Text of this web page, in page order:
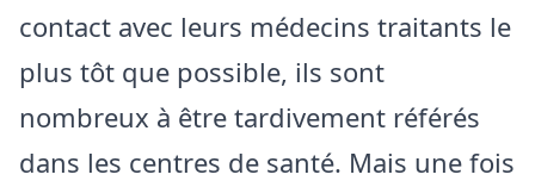
contact avec leurs médecins traitants le
plus tôt que possible, ils sont
nombreux à être tardivement référés
dans les centres de santé. Mais une fois